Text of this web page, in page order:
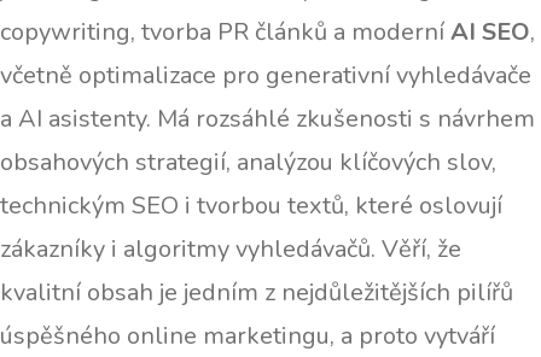
copywriting, tvorba PR článků a moderníAI SEO,
včetně optimalizace pro generativní vyhledávače
a AI asistenty. Má rozsáhlé zkušenosti s návrhem
obsahových strategií, analýzou klíčových slov,
technickým SEO i tvorbou textů, které oslovují
zákazníky i algoritmy vyhledávačů. Věří, že
kvalitní obsah je jedním z nejdůležitějších pilířů
úspěšného online marketingu, a proto vytváří